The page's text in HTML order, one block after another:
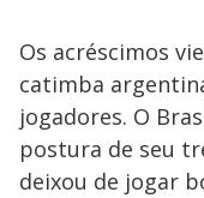
Os acréscimos
catimba
jogadores. O
postura de seu
deixou de jogar